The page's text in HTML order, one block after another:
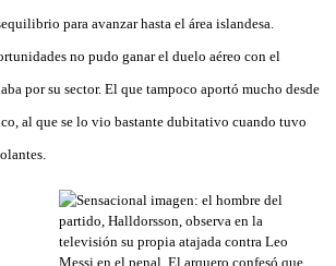
para avanzar hasta el área islandesa.
no pudo ganar el duelo aéreo con el
por su sector. El que tampoco aportó mucho desde
al que se lo vio bastante dubitativo cuando tuvo